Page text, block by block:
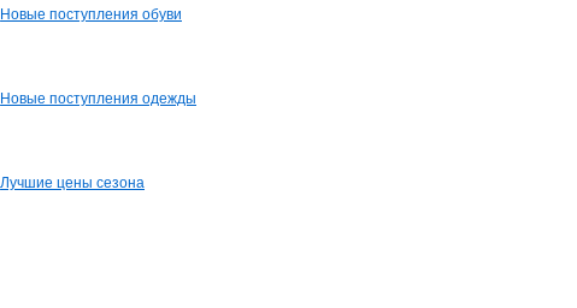
Новые поступления обуви
Новые поступления одежды
Лучшие цены сезона